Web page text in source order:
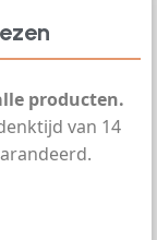
producten.
van 14